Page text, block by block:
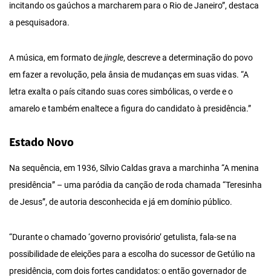
incitando os gaúchos a marcharem para o Rio de Janeiro”, destaca
a pesquisadora.
A música, em formato dejingle, descreve a determinação do povo
em fazer a revolução, pela ânsia de mudanças em suas vidas. “A
letra exalta o país citando suas cores simbólicas, o verde e o
amarelo e também enaltece a figura do candidato à presidência.”
Estado Novo
Na sequência, em 1936, Sílvio Caldas grava a marchinha “A menina
presidência” – uma paródia da canção de roda chamada “Teresinha
de Jesus”, de autoria desconhecida e já em domínio público.
“Durante o chamado ‘governo provisório’ getulista, fala-se na
possibilidade de eleições para a escolha do sucessor de Getúlio na
presidência, com dois fortes candidatos: o então governador de